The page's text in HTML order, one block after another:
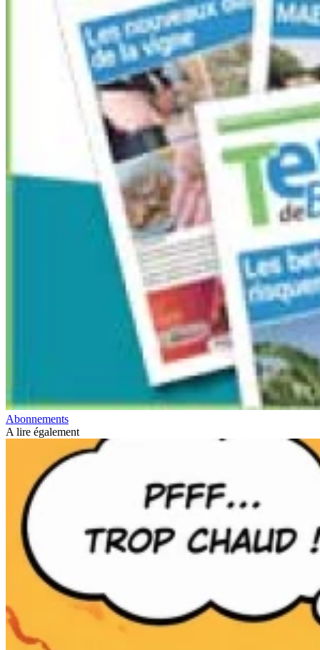
Abonnements
A lire également